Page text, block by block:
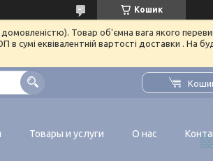
Кошик
Товар об'ємна вага якого
еквівалентній вартості доставки . На
Товары и услуги О нас